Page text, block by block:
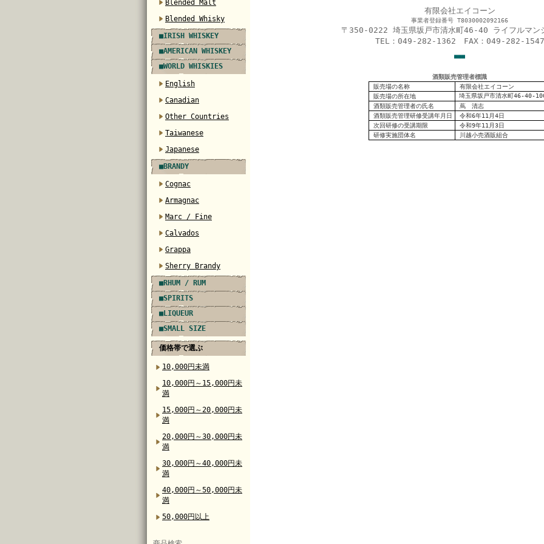
Blended Malt
Blended Whisky
■IRISH WHISKEY
■AMERICAN WHISKEY
■WORLD WHISKIES
English
Canadian
Other Countries
Taiwanese
Japanese
■BRANDY
Cognac
Armagnac
Marc / Fine
Calvados
Grappa
Sherry Brandy
■RHUM / RUM
■SPIRITS
■LIQUEUR
■SMALL SIZE
価格帯で選ぶ
10,000円未満
10,000円～15,000円未
満
15,000円～20,000円未
満
20,000円～30,000円未
満
30,000円～40,000円未
満
40,000円～50,000円未
満
50,000円以上
有限会社エイコーン
事業者登録番号 T8030002092166
〒350-0222 埼玉県坂戸市清水町46-40 ライフルマン
TEL：049-282-1362 FAX：049-282-1547
■■■
酒類販売管理者標識
販売場の名称
有限会社エイコーン
販売場の所在地
埼玉県坂戸市清水町46-40-
酒類販売管理者の氏名
蔦 清志
酒類販売管理研修受講年月日
令和6年11月4日
次回研修の受講期限
令和9年11月3日
研修実施団体名
川越小売酒販組合